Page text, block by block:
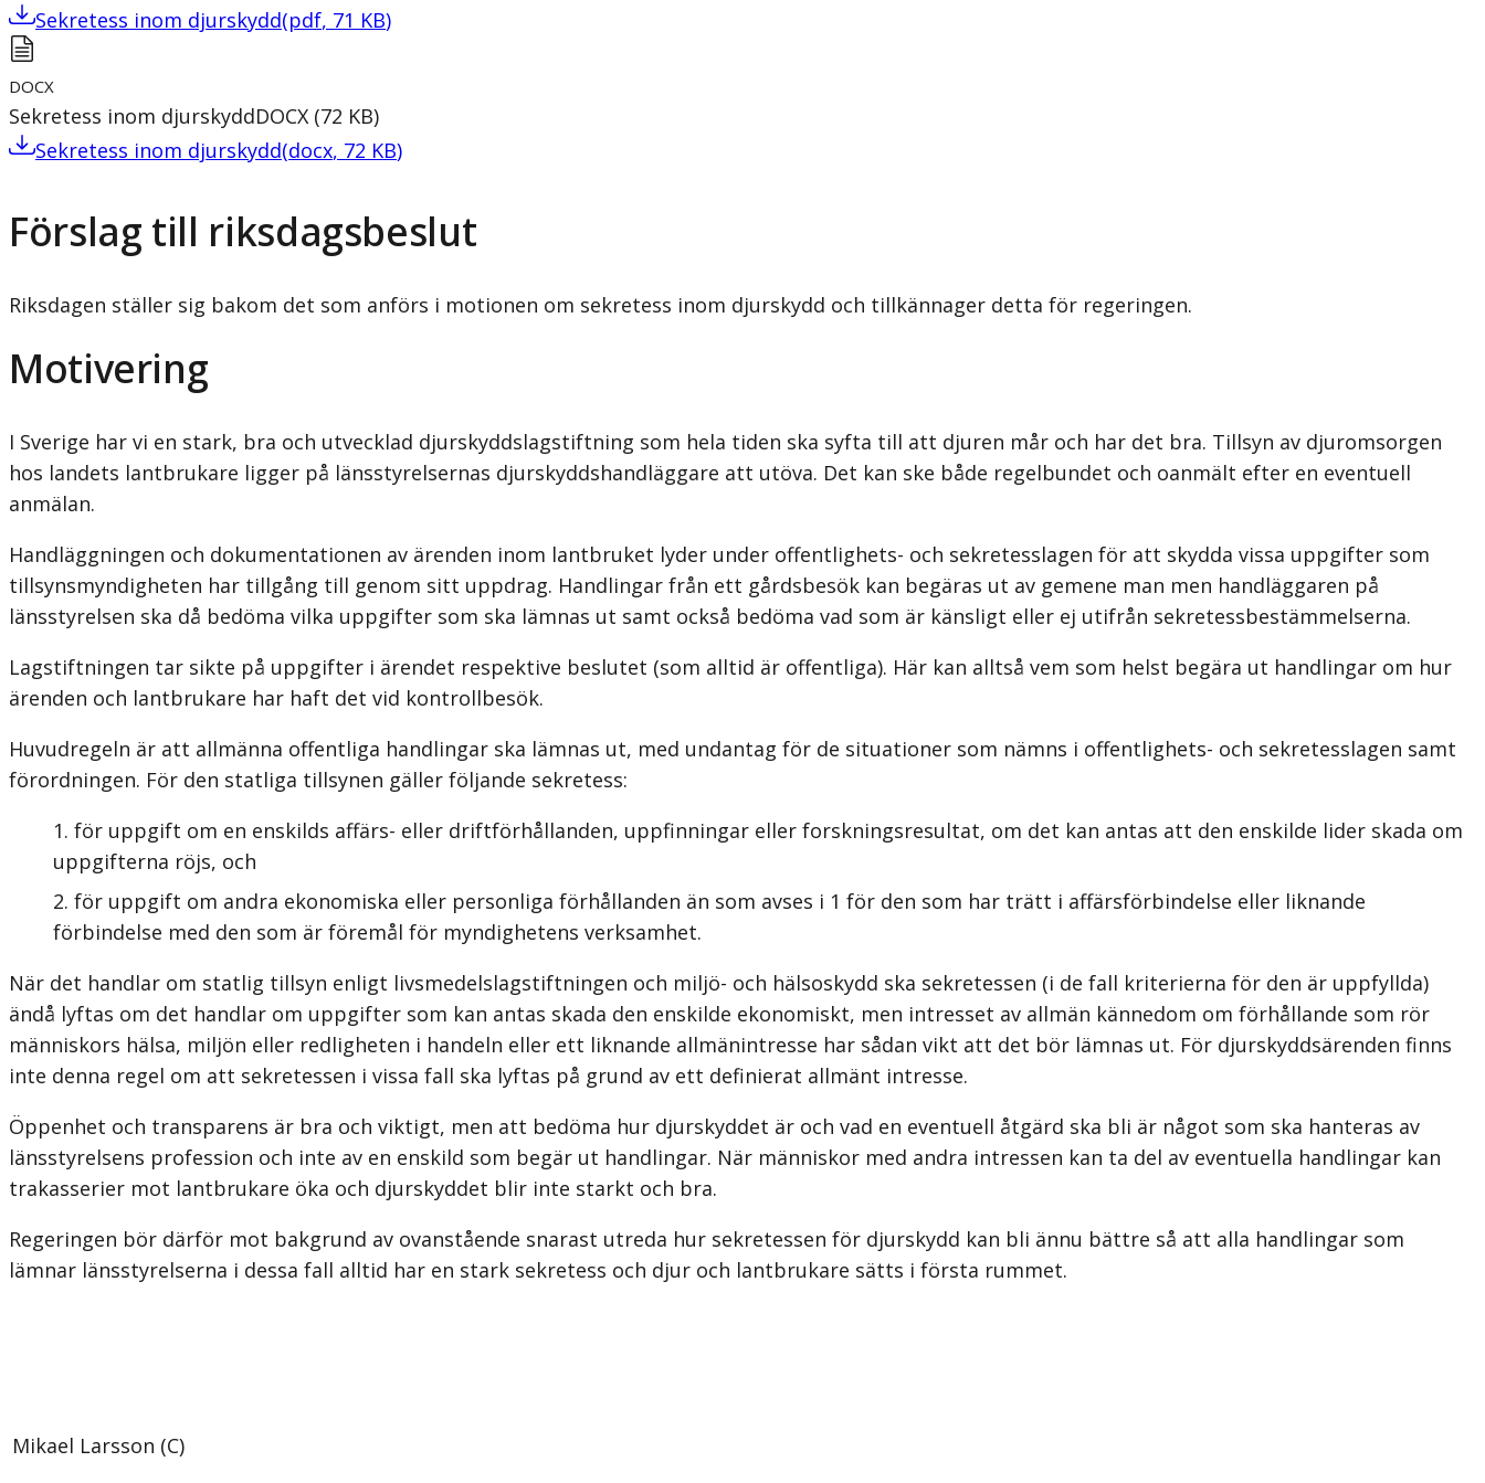
Sekretess inom djurskydd(pdf, 71 KB)
DOCX
Sekretess inom djurskyddDOCX (72 KB)
Sekretess inom djurskydd(docx, 72 KB)
Förslag till riksdagsbeslut
Riksdagen ställer sig bakom det som anförs i motionen om sekretess inom djurskydd och tillkännager detta för regeringen.
Motivering
I Sverige har vi en stark, bra och utvecklad djurskyddslagstiftning som hela tiden ska syfta till att djuren mår och har det bra. Tillsyn av djuromsorgen
hos landets lantbrukare ligger på länsstyrelsernas djurskyddshandläggare att utöva. Det kan ske både regel­bundet och oanmält efter en eventuell
anmälan.
Handläggningen och dokumentationen av ärenden inom lantbruket lyder under offentlighets- och sekretesslagen för att skydda vissa uppgifter som
tillsynsmyndigheten har tillgång till genom sitt uppdrag. Handlingar från ett gårdsbesök kan begäras ut av gemene man men handläggaren på
länsstyrelsen ska då bedöma vilka uppgifter som ska lämnas ut samt också bedöma vad som är känsligt eller ej utifrån sekretessbestämmel­serna.
Lagstiftningen tar sikte på uppgifter i ärendet respektive beslutet (som alltid är offentliga). Här kan alltså vem som helst begära ut handlingar om hur
ärenden och lantbrukare har haft det vid kontrollbesök.
Huvudregeln är att allmänna offentliga handlingar ska lämnas ut, med undantag för de situationer som nämns i offentlighets- och sekretesslagen samt
förordningen. För den statliga tillsynen gäller följande sekretess:
för uppgift om en enskilds affärs- eller driftförhållanden, uppfinningar eller forsk­ningsresultat, om det kan antas att den enskilde lider skada om
uppgifterna röjs, och
för uppgift om andra ekonomiska eller personliga förhållanden än som avses i 1 för den som har trätt i affärsförbindelse eller liknande
förbindelse med den som är före­mål för myndighetens verksamhet.
När det handlar om statlig tillsyn enligt livsmedelslagstiftningen och miljö- och hälsoskydd ska sekretessen (i de fall kriterierna för den är uppfyllda)
ändå lyftas om det handlar om uppgifter som kan antas skada den enskilde ekonomiskt, men intresset av allmän kännedom om förhållande som rör
människors hälsa, miljön eller redligheten i handeln eller ett liknande allmänintresse har sådan vikt att det bör lämnas ut. För djurskyddsärenden finns
inte denna regel om att sekretessen i vissa fall ska lyftas på grund av ett definierat allmänt intresse.
Öppenhet och transparens är bra och viktigt, men att bedöma hur djurskyddet är och vad en eventuell åtgärd ska bli är något som ska hanteras av
länsstyrelsens profession och inte av en enskild som begär ut handlingar. När människor med andra intressen kan ta del av eventuella handlingar kan
trakasserier mot lantbrukare öka och djurskyddet blir inte starkt och bra.
Regeringen bör därför mot bakgrund av ovanstående snarast utreda hur sekretessen för djurskydd kan bli ännu bättre så att alla handlingar som
lämnar länsstyrelserna i dessa fall alltid har en stark sekretess och djur och lantbrukare sätts i första rummet.
Mikael Larsson (C)